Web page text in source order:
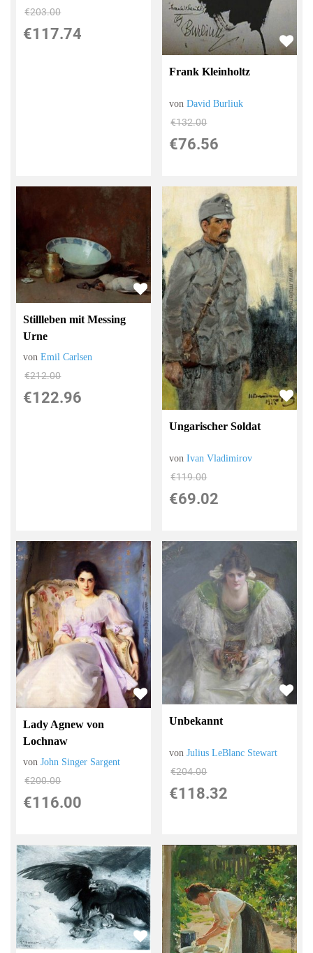
€203.00
€117.74
Frank Kleinholtz
vonDavid Burliuk
€132.00
€76.56
Stillleben mit Messing
Urne
vonEmil Carlsen
€212.00
€122.96
Ungarischer Soldat
vonIvan Vladimirov
€119.00
€69.02
Lady Agnew von
Lochnaw
vonJohn Singer Sargent
€200.00
€116.00
Unbekannt
vonJulius LeBlanc Stewart
€204.00
€118.32